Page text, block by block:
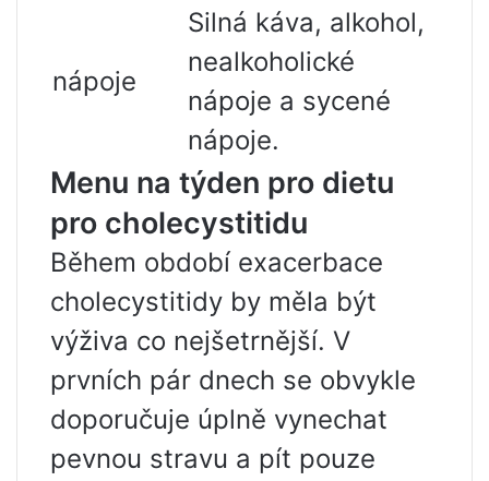
nápoje
Silná káva, alkohol,
nealkoholické
nápoje a sycené
nápoje.
Menu na týden pro dietu
pro cholecystitidu
Během období exacerbace
cholecystitidy by měla být
výživa co nejšetrnější. V
prvních pár dnech se obvykle
doporučuje úplně vynechat
pevnou stravu a pít pouze